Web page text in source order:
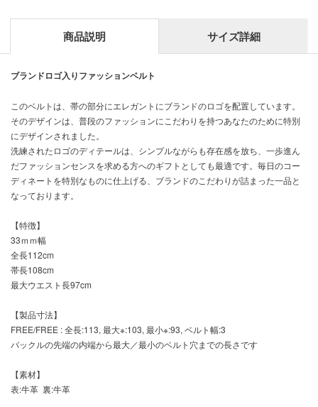
商品説明 サイズ詳細
ブランドロゴ入りファッションベルト
このベルトは、帯の部分にエレガントにブランドのロゴを配置しています。
そのデザインは、普段のファッションにこだわりを持つあなたのために特別
にデザインされました。
洗練されたロゴのディテールは、シンプルながらも存在感を放ち、一歩進ん
だファッションセンスを求める方へのギフトとしても最適です。毎日のコー
ディネートを特別なものに仕上げる、ブランドのこだわりが詰まった一品と
なっております。
【特徴】
33ｍｍ幅
全長112cm
帯長108cm
最大ウエスト長97cm
【製品寸法】
FREE/FREE : 全長:113, 最大※:103, 最小※:93, ベルト幅:3
バックルの先端の内端から最大／最小のベルト穴までの長さです
【素材】
表:牛革 裏:牛革